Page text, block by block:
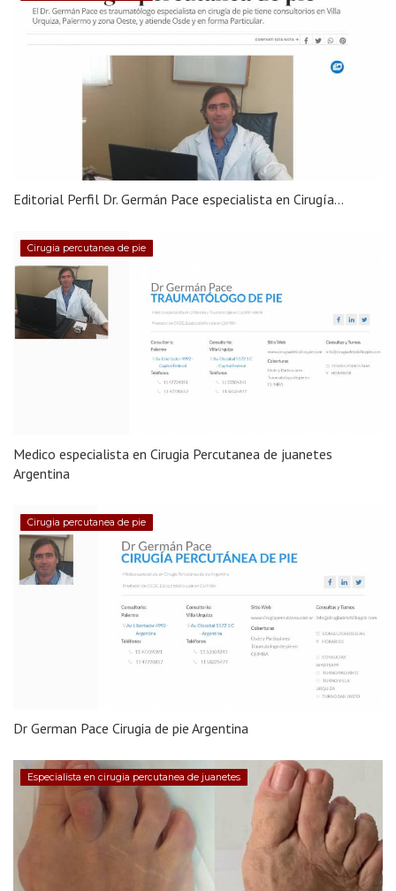
Editorial Perfil Dr. Germán Pace especialista en Cirugía...
Cirugia percutanea de pie
Medico especialista en Cirugia Percutanea de juanetes
Argentina
Cirugia percutanea de pie
Dr German Pace Cirugia de pie Argentina
Especialista en cirugia percutanea de juanetes